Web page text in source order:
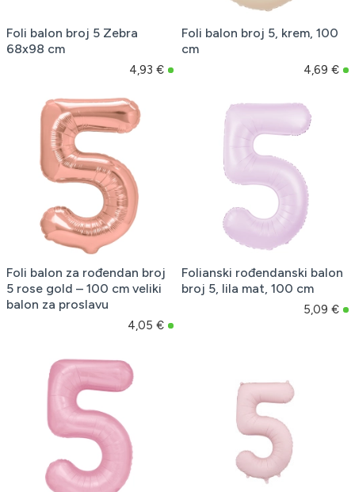
Foli balon broj 5 Zebra
68x98 cm
4,93 €
Foli balon broj 5, krem, 100
cm
4,69 €
Foli balon za rođendan broj
5 rose gold – 100 cm veliki
balon za proslavu
4,05 €
Folianski rođendanski balon
broj 5, lila mat, 100 cm
5,09 €